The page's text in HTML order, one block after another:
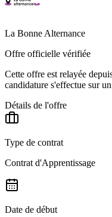
La Bonne Alternance
Offre officielle vérifiée
Cette offre est relayée
candidature s'effectue sur
Détails de l'offre
Type de contrat
Contrat d'Apprentissage
Date de début